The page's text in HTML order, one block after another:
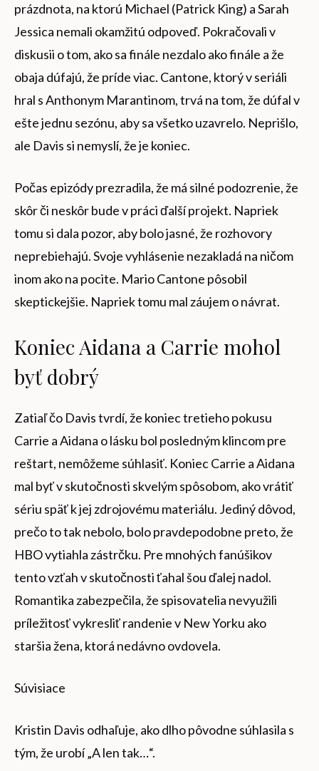
prázdnota, na ktorú Michael (Patrick King) a Sarah
Jessica nemali okamžitú odpoveď. Pokračovali v
diskusii o tom, ako sa finále nezdalo ako finále a že
obaja dúfajú, že príde viac. Cantone, ktorý v seriáli
hral s Anthonym Marantinom, trvá na tom, že dúfal v
ešte jednu sezónu, aby sa všetko uzavrelo. Neprišlo,
ale Davis si nemyslí, že je koniec.
Počas epizódy prezradila, že má silné podozrenie, že
skôr či neskôr bude v práci ďalší projekt. Napriek
tomu si dala pozor, aby bolo jasné, že rozhovory
neprebiehajú. Svoje vyhlásenie nezakladá na ničom
inom ako na pocite. Mario Cantone pôsobil
skeptickejšie. Napriek tomu mal záujem o návrat.
Koniec Aidana a Carrie mohol
byť dobrý
Zatiaľ čo Davis tvrdí, že koniec tretieho pokusu
Carrie a Aidana o lásku bol posledným klincom pre
reštart, nemôžeme súhlasiť. Koniec Carrie a Aidana
mal byť v skutočnosti skvelým spôsobom, ako vrátiť
sériu späť k jej zdrojovému materiálu. Jediný dôvod,
prečo to tak nebolo, bolo pravdepodobne preto, že
HBO vytiahla zástrčku. Pre mnohých fanúšikov
tento vzťah v skutočnosti ťahal šou ďalej nadol.
Romantika zabezpečila, že spisovatelia nevyužili
príležitosť vykresliť randenie v New Yorku ako
staršia žena, ktorá nedávno ovdovela.
Súvisiace
Kristin Davis odhaľuje, ako dlho pôvodne súhlasila s
tým, že urobí „A len tak…“.